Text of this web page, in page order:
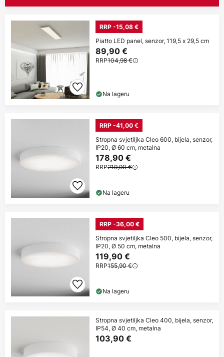
RRP -15,08 €
Piatto LED panel, senzor, 119,5 x 29,5 cm
89,90 €
RRP104,98 €
Na lageru
RRP -41,00 €
Stropna svjetiljka Cleo 600, bijela, senzor,
IP20, Ø 60 cm, metalna
178,90 €
RRP219,90 €
Na lageru
RRP -36,00 €
Stropna svjetiljka Cleo 500, bijela, senzor,
IP20, Ø 50 cm, metalna
119,90 €
RRP155,90 €
Na lageru
Stropna svjetiljka Cleo 400, bijela, senzor,
IP54, Ø 40 cm, metalna
103,90 €